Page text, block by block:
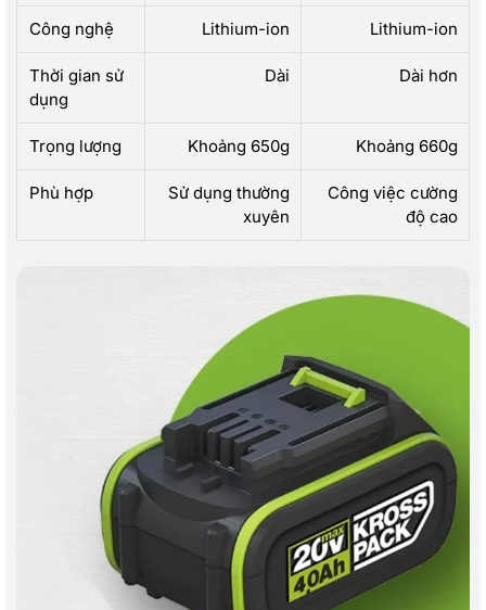
Công nghệ Lithium-ion Lithium-ion
Thời gian sử
dụng
Dài Dài hơn
Trọng lượng Khoảng 650g Khoảng 660g
Phù hợp
Sử dụng thường
xuyên
Công việc cường
độ cao